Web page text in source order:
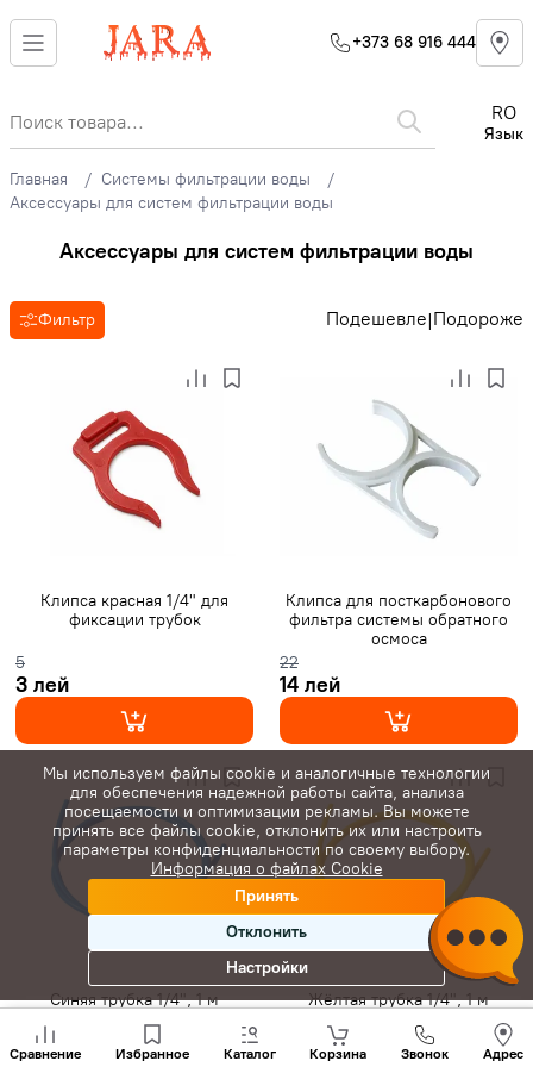
+373 68 916 444
RO
Язык
Главная
Системы фильтрации воды
Аксессуары для систем фильтрации воды
Аксессуары для систем фильтрации воды
Фильтр Подешевле|Подороже
Клипса красная 1/4" для
фиксации трубок
5
3 лей
Клипса для посткарбонового
фильтра системы обратного
осмоса
22
14 лей
Синяя трубка 1/4", 1 м
27
Жёлтая трубка 1/4", 1 м
Сравнение Избранное Каталог Корзина Звонок Адрес
нам
+(373)
Мы используем файлы cookie и аналогичные технологии
для обеспечения надежной работы сайта, анализа
посещаемости и оптимизации рекламы. Вы можете
принять все файлы cookie, отклонить их или настроить
параметры конфиденциальности по своему выбору.
Информация о файлах Cookie
Принять
Отклонить
Настройки